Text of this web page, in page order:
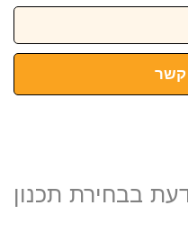
קשר
בבחירת תכנון